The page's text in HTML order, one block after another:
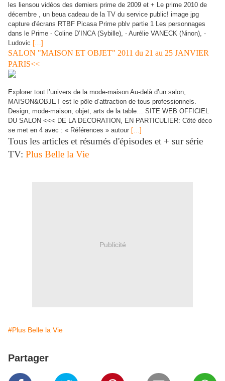
les liensou vidéos des derniers prime de 2009 et + Le prime 2010 de
décembre , un beua cadeau de la TV du service public! image jpg
capture d'écrans RTBF Picasa Prime pblv partie 1 Les personnages
dans le Prime - Coline D’INCA (Sybille), - Aurélie VANECK (Ninon), -
Ludovic […]
SALON "MAISON ET OBJET" 2011 du 21 au 25 JANVIER
PARIS<<
Explorer tout l’univers de la mode-maison Au-delà d’un salon,
MAISON&OBJET est le pôle d’attraction de tous professionnels.
Design, mode-maison, objet, arts de la table… SITE WEB OFFICIEL
DU SALON <<< DE LA DECORATION, EN PARTICULIER: Côté déco
se met en 4 avec : « Références » autour […]
Tous les articles et résumés d'épisodes et + sur série
TV: Plus Belle la Vie
Publicité
#Plus Belle la Vie
Partager